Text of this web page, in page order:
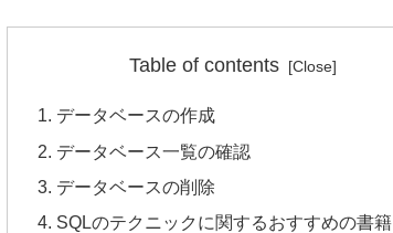
Table of contents
データベースの作成
データベース一覧の確認
データベースの削除
SQLのテクニックに関するおすすめの書籍